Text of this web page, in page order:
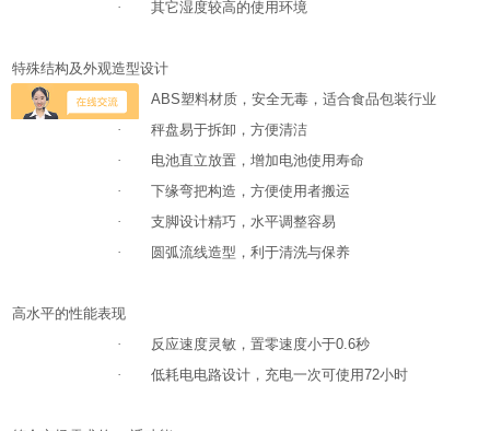
·其它湿度较高的使用环境
特殊结构及外观造型设计
·ABS塑料材质，安全无毒，适合食品包装行业
·秤盘易于拆卸，方便清洁
· 电池直立放置，增加电池使用寿命
·下缘弯把构造，方便使用者搬运
·支脚设计精巧，水平调整容易
·
圆弧流线造型，利于清洗与保养
高水平的性能表现
· 反应速度灵敏，置零速度小于0.6秒
·低耗电电路设计，充电一次可使用72小时